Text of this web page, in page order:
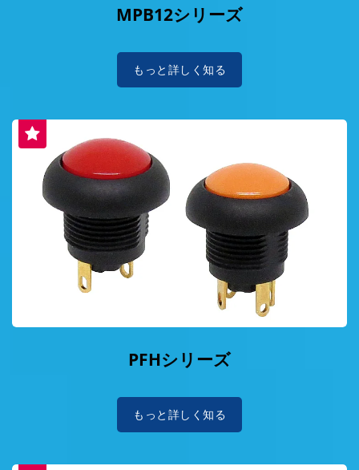
MPB12シリーズ
もっと詳しく知る
PFHシリーズ
もっと詳しく知る